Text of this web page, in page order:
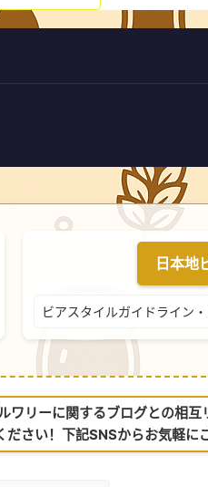
日本地
ビアスタイルガイドライン
リーに関するブログとの相互
さい！下記SNSからお気軽に